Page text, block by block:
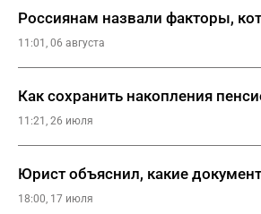
Россиянам назвали факторы,
11:01, 06 августа
Как сохранить накопления
11:21, 26 июля
Юрист объяснил, какие
18:00, 17 июля